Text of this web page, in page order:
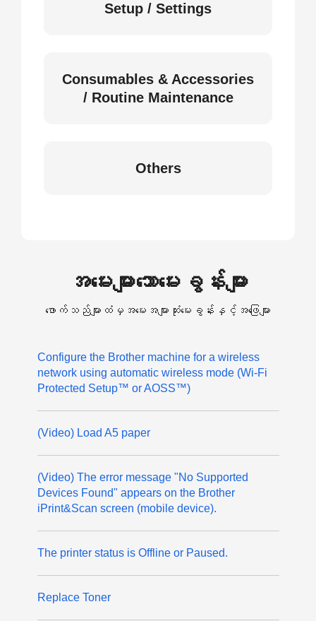
Setup / Settings
Consumables & Accessories
/ Routine Maintenance
Others
အမေးများသောမေးခွန်းများ
ဖောက်သည်များထံမှအမေးအများဆုံးမေးခွန်းနှင့်အဖြေများ
Configure the Brother machine for a wireless
network using automatic wireless mode (Wi-Fi
Protected Setup™ or AOSS™)
(Video) Load A5 paper
(Video) The error message "No Supported
Devices Found" appears on the Brother
iPrint&Scan screen (mobile device).
The printer status is Offline or Paused.
Replace Toner